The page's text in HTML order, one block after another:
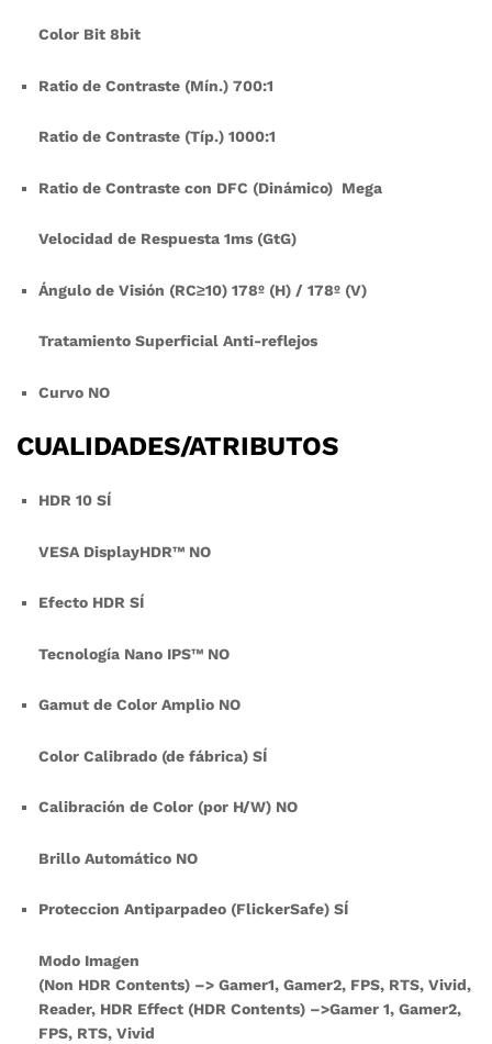
Color Bit 8bit
Ratio de Contraste (Mín.) 700:1
Ratio de Contraste (Típ.) 1000:1
Ratio de Contraste con DFC (Dinámico) Mega
Velocidad de Respuesta 1ms (GtG)
Ángulo de Visión (RC≥10) 178º (H) / 178º (V)
Tratamiento Superficial Anti-reflejos
Curvo NO
CUALIDADES/ATRIBUTOS
HDR 10 SÍ
VESA DisplayHDR™ NO
Efecto HDR SÍ
Tecnología Nano IPS™ NO
Gamut de Color Amplio NO
Color Calibrado (de fábrica) SÍ
Calibración de Color (por H/W) NO
Brillo Automático NO
Proteccion Antiparpadeo (FlickerSafe) SÍ
Modo Imagen
(Non HDR Contents) –> Gamer1, Gamer2, FPS, RTS, Vivid,
Reader, HDR Effect (HDR Contents) –>Gamer 1, Gamer2,
FPS, RTS, Vivid